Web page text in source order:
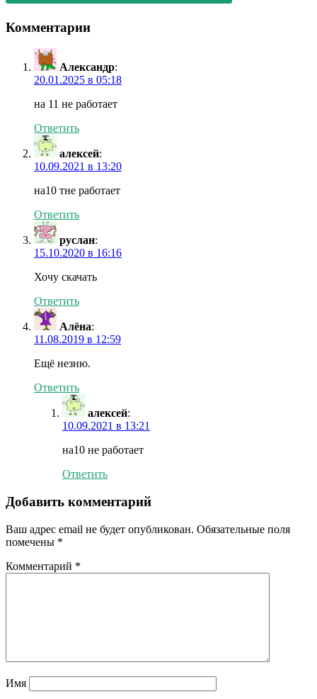
Комментарии
Александр:
20.01.2025 в 05:18
на 11 не работает
Ответить
алексей:
10.09.2021 в 13:20
на10 тне работает
Ответить
руслан:
15.10.2020 в 16:16
Хочу скачать
Ответить
Алёна:
11.08.2019 в 12:59
Ещё незню.
Ответить
алексей:
10.09.2021 в 13:21
на10 не работает
Ответить
Добавить комментарий
Ваш адрес email не будет опубликован. Обязательные поля
помечены *
Комментарий *
Имя